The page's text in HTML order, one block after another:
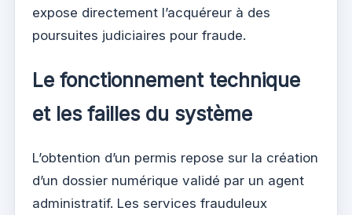
expose directement l’acquéreur à des
poursuites judiciaires pour fraude.
Le fonctionnement technique
et les failles du système
L’obtention d’un permis repose sur la création
d’un dossier numérique validé par un agent
administratif. Les services frauduleux